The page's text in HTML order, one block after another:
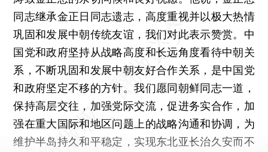
同志继承金正日同志遗志，高度重视并以极大热情
巩固和发展中朝传统友谊，我们对此表示赞赏。中
国党和政府坚持从战略高度和长远角度看待中朝关
系，不断巩固和发展中朝友好合作关系，是中国党
和政府坚定不移的方针。我们愿同朝鲜同志一道，
保持高层交往，加强党际交流，促进务实合作，加
强在重大国际和地区问题上的战略沟通和协调，为
维护半岛持久和平稳定，实现东北亚长治久安而不